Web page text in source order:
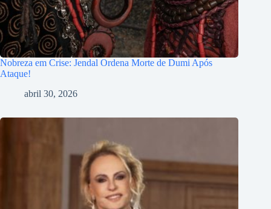
Nobreza em Crise: Jendal Ordena Morte de Dumi Após
Ataque!
abril 30, 2026